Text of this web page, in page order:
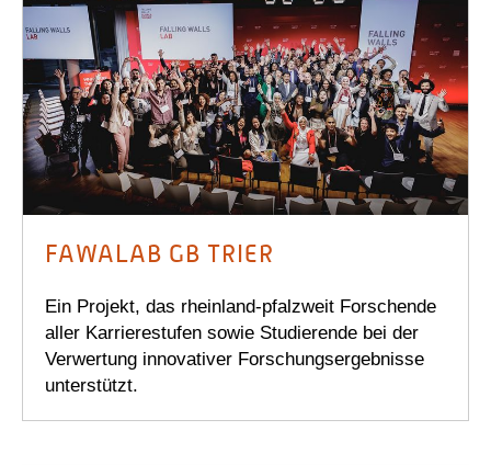
FAWALAB GB TRIER
Ein Projekt, das rheinland-pfalzweit Forschende
aller Karrierestufen sowie Studierende bei der
Verwertung innovativer Forschungsergebnisse
unterstützt.